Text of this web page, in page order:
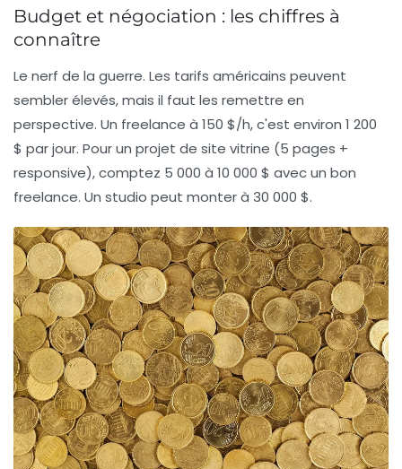
Budget et négociation : les chiffres à
connaître
Le nerf de la guerre. Les tarifs américains peuvent
sembler élevés, mais il faut les remettre en
perspective. Un freelance à 150 $/h, c'est environ 1 200
$ par jour. Pour un projet de site vitrine (5 pages +
responsive), comptez 5 000 à 10 000 $ avec un bon
freelance. Un studio peut monter à 30 000 $.